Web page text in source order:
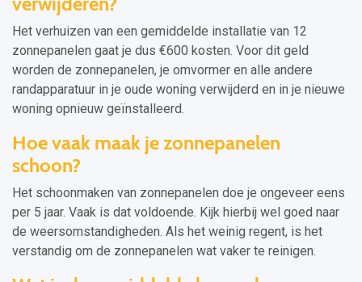
Het verhuizen van een gemiddelde installatie van 12
zonnepanelen gaat je dus €600 kosten. Voor dit geld
worden de zonnepanelen, je omvormer en alle andere
randapparatuur in je oude woning verwijderd en in je nieuwe
woning opnieuw geïnstalleerd.
Hoe vaak maak je zonnepanelen
schoon?
Het schoonmaken van zonnepanelen doe je ongeveer eens
per 5 jaar. Vaak is dat voldoende. Kijk hierbij wel goed naar
de weersomstandigheden. Als het weinig regent, is het
verstandig om de zonnepanelen wat vaker te reinigen.